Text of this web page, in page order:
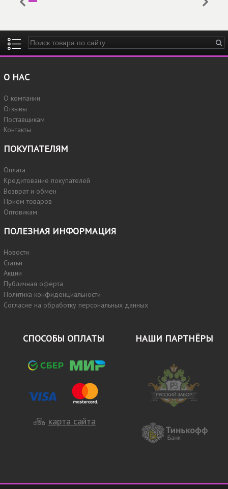
Введите ключевые слова для поиска
О НАС
О компании
Отзывы
Поставщикам
Контакты
ПОКУПАТЕЛЯМ
Оплата
Кредитование покупателей
Возврат и обмен
Приём товаров
Оптовикам
ПОЛЕЗНАЯ ИНФОРМАЦИЯ
Новости
Статьи
Акции
Публичная оферта
Политика конфиденциальности
Согласие на обработку персональных данных
СПОСОБЫ ОПЛАТЫ
карта сайта
НАШИ ПАРТНЁРЫ